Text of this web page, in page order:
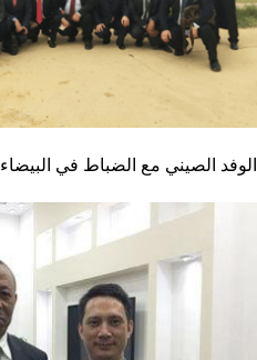
الوفد الصيني مع الضباط في البيضاء